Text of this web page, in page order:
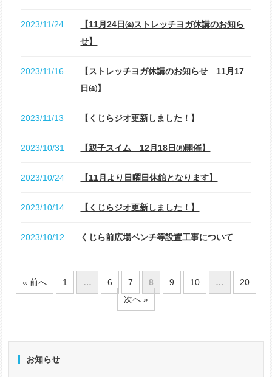
2023/11/24
【11月24日㈮ストレッチヨガ休講のお知ら
せ】
2023/11/16
【ストレッチヨガ休講のお知らせ 11月17
日㈮】
2023/11/13 【くじらジオ更新しました！】
2023/10/31 【親子スイム 12月18日㈪開催】
2023/10/24 【11月より日曜日休館となります】
2023/10/14 【くじらジオ更新しました！】
2023/10/12 くじら前広場ベンチ等設置工事について
« 前へ 1 … 6 7 8 9 10 …
20
次へ »
お知らせ